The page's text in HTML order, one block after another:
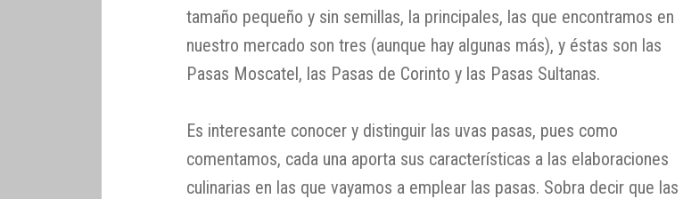
tamaño pequeño y sin semillas, la principales, las que encontramos en
nuestro mercado son tres (aunque hay algunas más), y éstas son las
Pasas Moscatel, las Pasas de Corinto y las Pasas Sultanas.
Es interesante conocer y distinguir las uvas pasas, pues como
comentamos, cada una aporta sus características a las elaboraciones
culinarias en las que vayamos a emplear las pasas. Sobra decir que las